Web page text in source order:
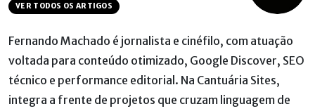
VER TODOS OS ARTIGOS
Fernando Machado é jornalista e cinéfilo, com atuação
voltada para conteúdo otimizado, Google Discover, SEO
técnico e performance editorial. Na Cantuária Sites,
integra a frente de projetos que cruzam linguagem de